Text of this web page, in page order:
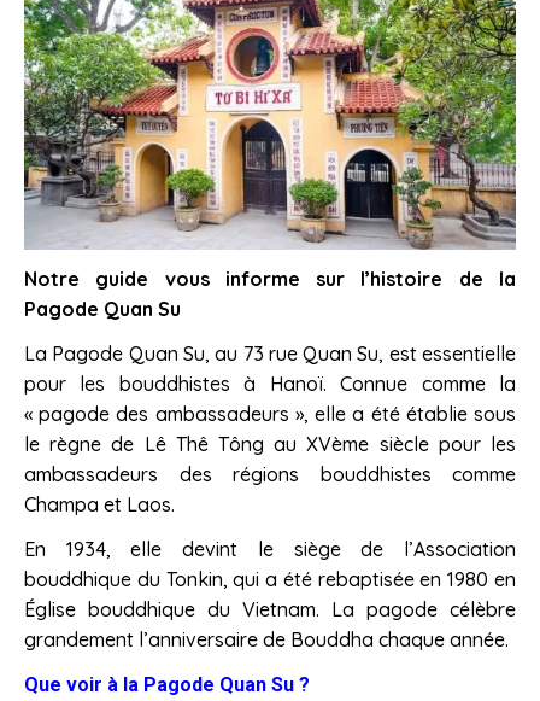
Notre guide vous informe sur l’histoire de la
Pagode Quan Su
La Pagode Quan Su, au 73 rue Quan Su, est essentielle
pour les bouddhistes à Hanoï. Connue comme la
« pagode des ambassadeurs », elle a été établie sous
le règne de Lê Thê Tông au XVème siècle pour les
ambassadeurs des régions bouddhistes comme
Champa et Laos.
En 1934, elle devint le siège de l’Association
bouddhique du Tonkin, qui a été rebaptisée en 1980 en
Église bouddhique du Vietnam. La pagode célèbre
grandement l’anniversaire de Bouddha chaque année.
Que voir à la Pagode Quan Su ?